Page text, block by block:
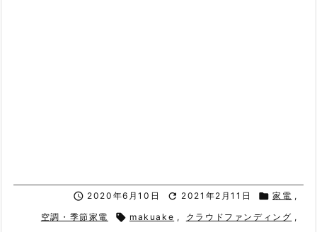
 2020年6月10日  2021年2月11日  家電 ,
空調・季節家電
 makuake , クラウドファンディング ,